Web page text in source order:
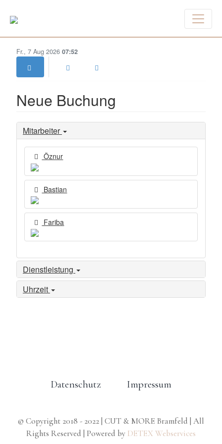
Fr., 7 Aug 2026 07:52
Neue Buchung
Mitarbeiter
Öznur
Bastian
Fariba
Dienstleistung
Uhrzeit
Datenschutz Impressum
© Copyright 2018 - 2022 | CUT & MORE Bramfeld | All
Rights Reserved | Powered by DETEX Webservices